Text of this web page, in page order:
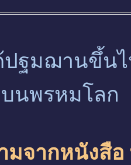
ปฐมฌานขึ้น
บนพรหมโลก
มจากหนังสื